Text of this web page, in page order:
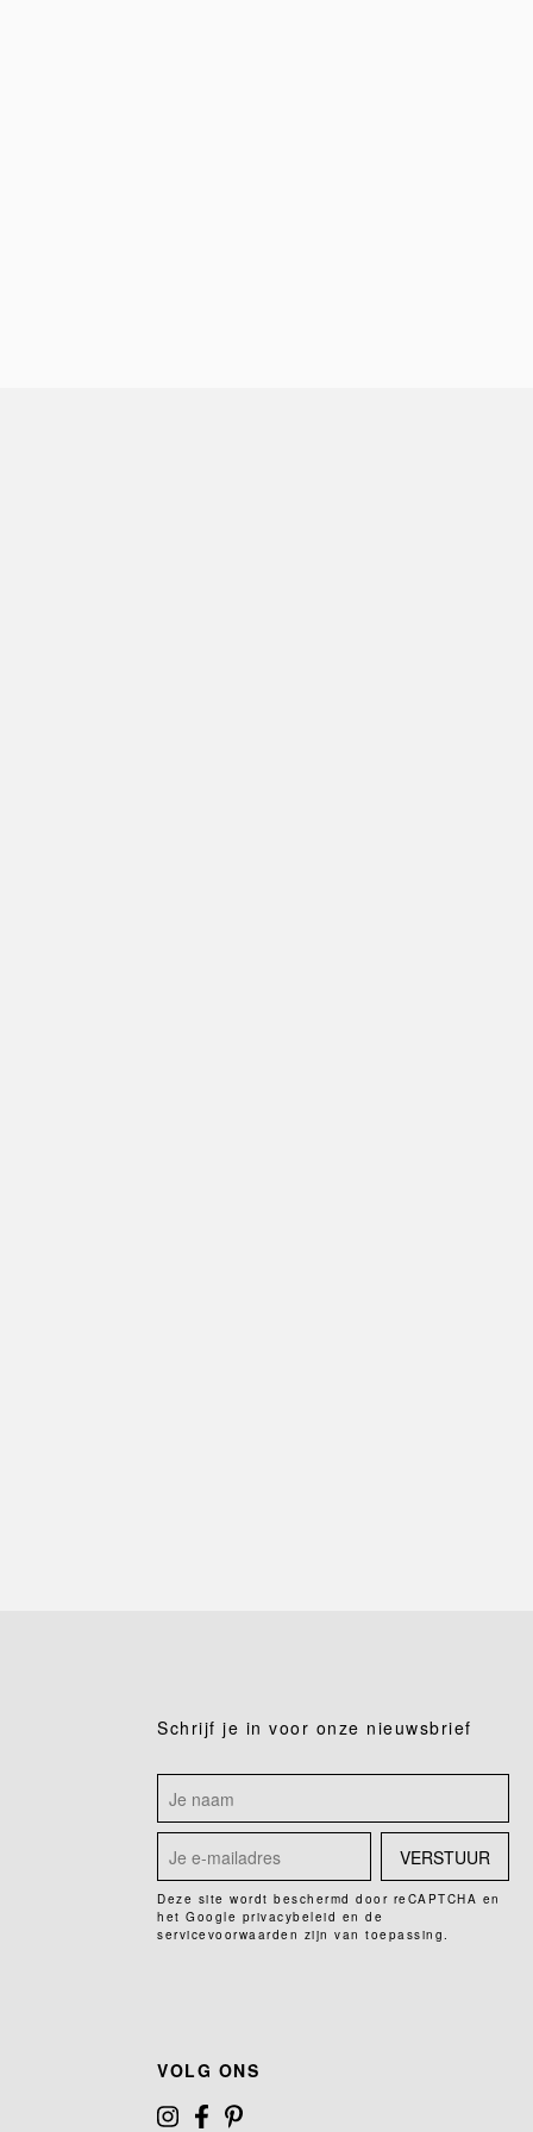
Schrijf je in voor onze nieuwsbrief
VERSTUUR
Deze site wordt beschermd door reCAPTCHA en
het Google privacybeleid en de
servicevoorwaarden zijn van toepassing.
VOLG ONS